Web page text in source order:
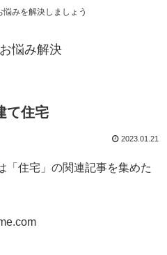
みを解決しましょう
悩み解決
て住宅
2023.01.21
「住宅」の関連記事を集めた